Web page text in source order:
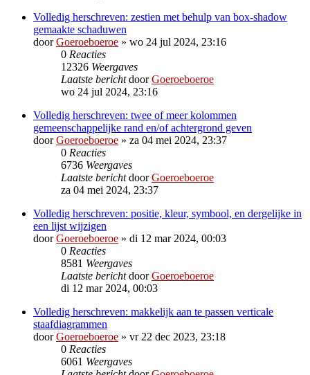
Volledig herschreven: zestien met behulp van box-shadow
gemaakte schaduwen
doorGoeroeboeroe » wo 24 jul 2024, 23:16
0 Reacties
12326 Weergaves
Laatste berichtdoorGoeroeboeroe
wo 24 jul 2024, 23:16
Volledig herschreven: twee of meer kolommen
gemeenschappelijke rand en/of achtergrond geven
doorGoeroeboeroe » za 04 mei 2024, 23:37
0 Reacties
6736 Weergaves
Laatste berichtdoorGoeroeboeroe
za 04 mei 2024, 23:37
Volledig herschreven: positie, kleur, symbool, en dergelijke in
een lijst wijzigen
doorGoeroeboeroe » di 12 mar 2024, 00:03
0 Reacties
8581 Weergaves
Laatste berichtdoorGoeroeboeroe
di 12 mar 2024, 00:03
Volledig herschreven: makkelijk aan te passen verticale
staafdiagrammen
doorGoeroeboeroe » vr 22 dec 2023, 23:18
0 Reacties
6061 Weergaves